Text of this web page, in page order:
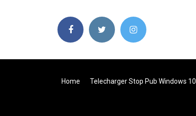
Home Telecharger Stop Pub Windows 10